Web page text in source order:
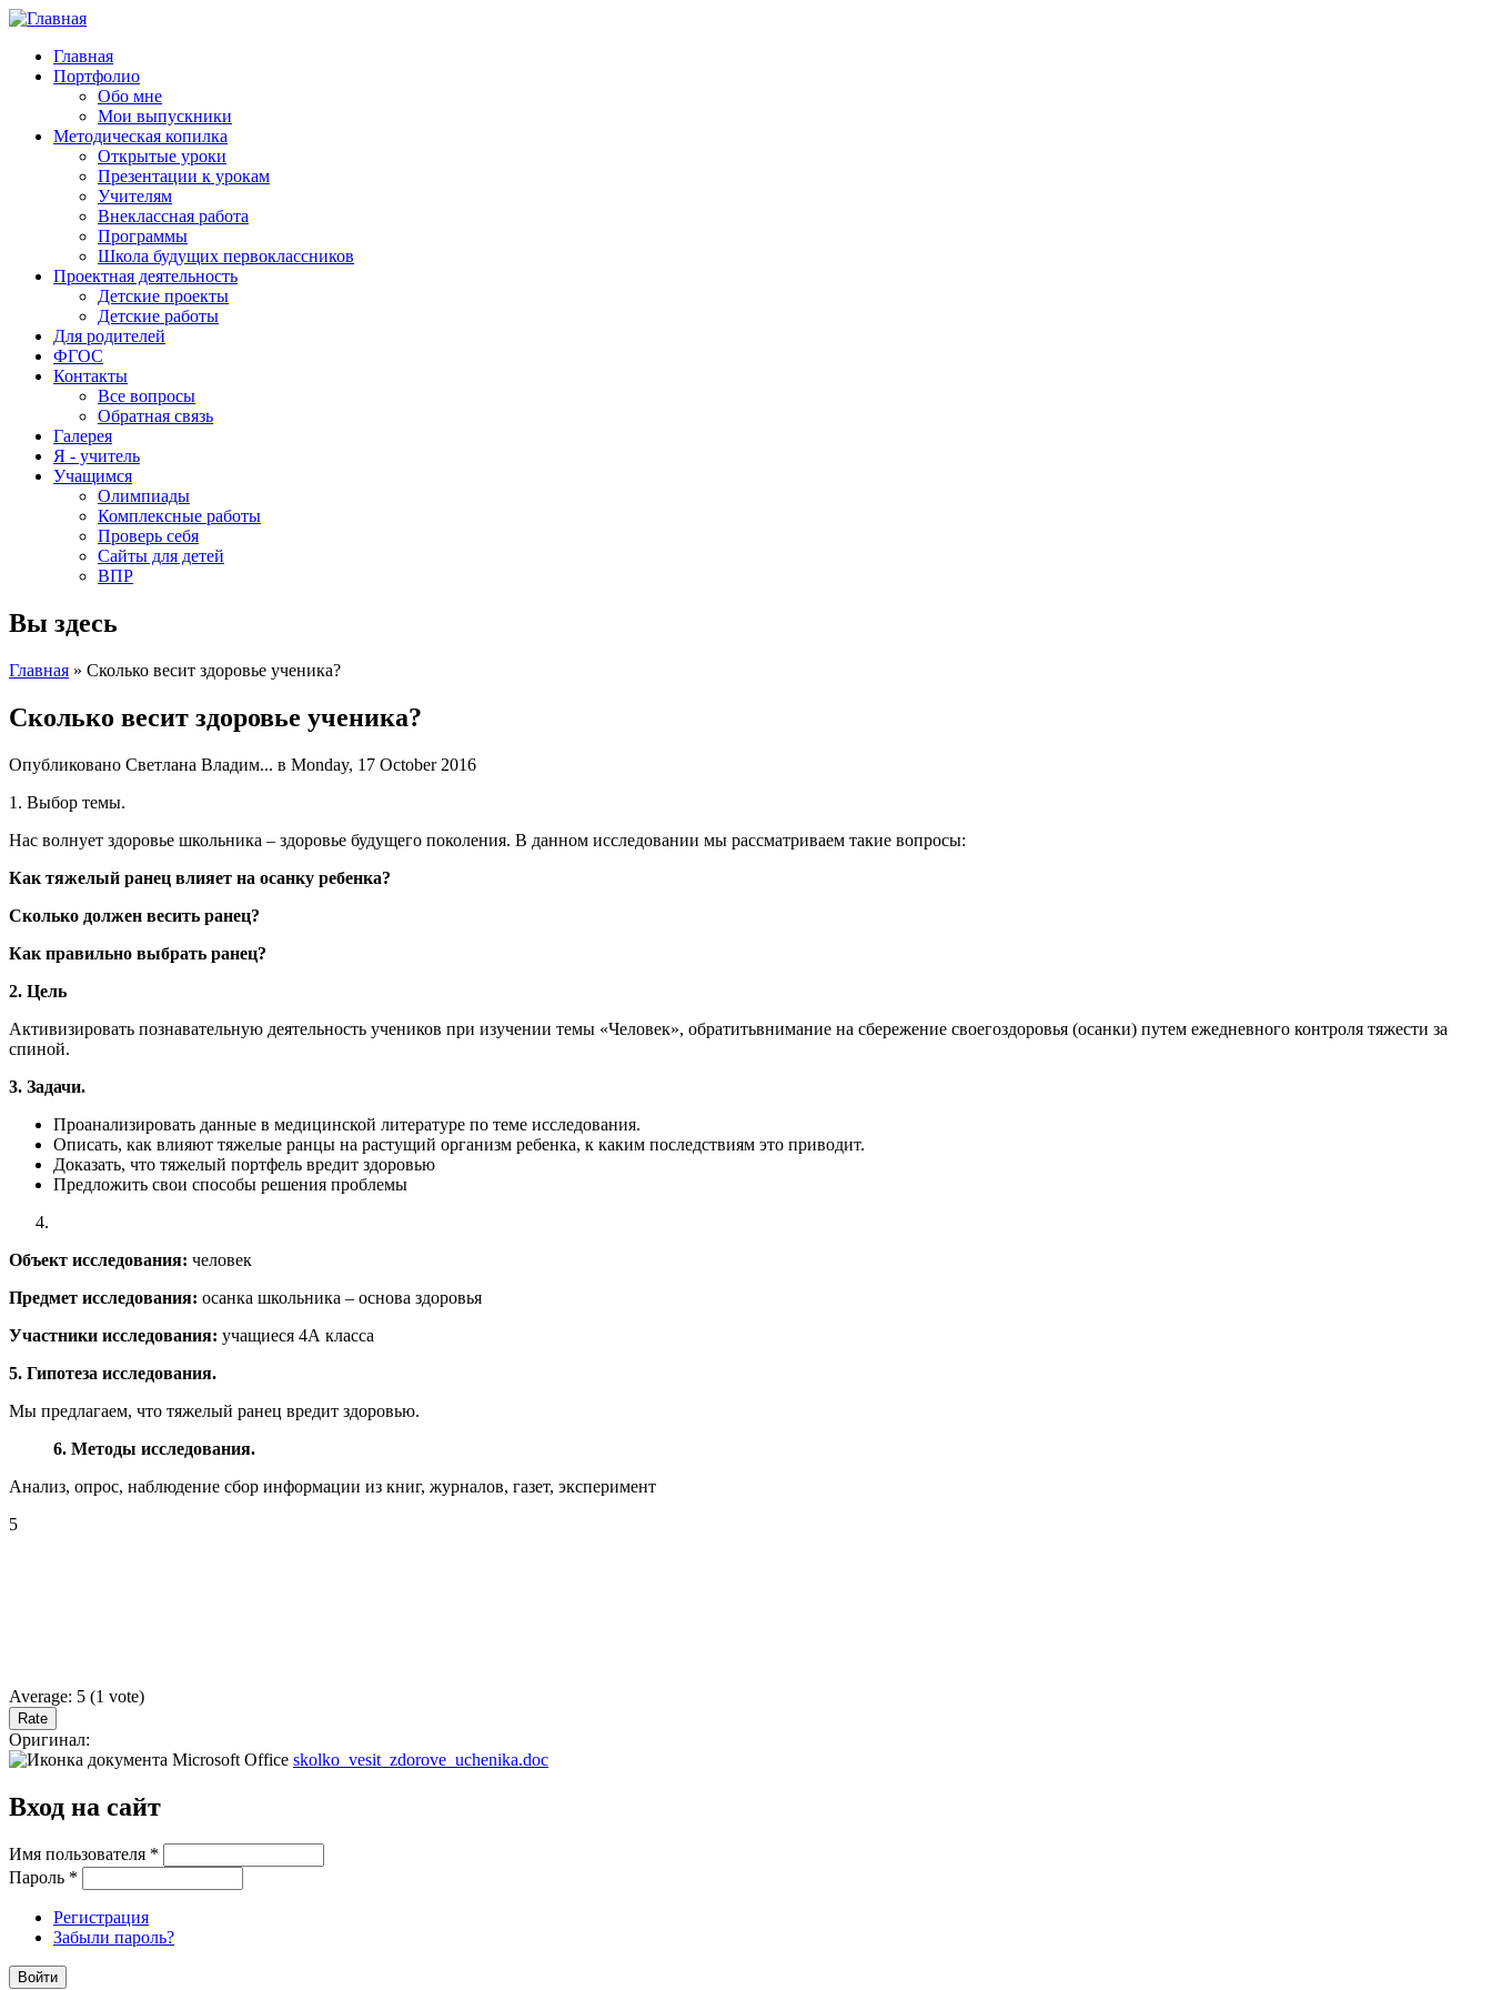
Главная
Портфолио
Обо мне
Мои выпускники
Методическая копилка
Открытые уроки
Презентации к урокам
Учителям
Внеклассная работа
Программы
Школа будущих первоклассников
Проектная деятельность
Детские проекты
Детские работы
Для родителей
ФГОС
Контакты
Все вопросы
Обратная связь
Галерея
Я - учитель
Учащимся
Олимпиады
Комплексные работы
Проверь себя
Сайты для детей
ВПР
Вы здесь
Главная » Сколько весит здоровье ученика?
Сколько весит здоровье ученика?
Опубликовано Светлана Владим... в Monday, 17 October 2016
1. Выбор темы.
Нас волнует здоровье школьника – здоровье будущего поколения. В данном исследовании мы рассматриваем такие вопросы:
Как тяжелый ранец влияет на осанку ребенка?
Сколько должен весить ранец?
Как правильно выбрать ранец?
2. Цель
Активизировать познавательную деятельность учеников при изучении темы «Человек», обратитьвнимание на сбережение своегоздоровья (осанки) путем ежедневного контроля тяжести за
спиной.
3. Задачи.
Проанализировать данные в медицинской литературе по теме исследования.
Описать, как влияют тяжелые ранцы на растущий организм ребенка, к каким последствиям это приводит.
Доказать, что тяжелый портфель вредит здоровью
Предложить свои способы решения проблемы
Объект исследования: человек
Предмет исследования: осанка школьника – основа здоровья
Участники исследования: учащиеся 4А класса
5. Гипотеза исследования.
Мы предлагаем, что тяжелый ранец вредит здоровью.
6. Методы исследования.
Анализ, опрос, наблюдение сбор информации из книг, журналов, газет, эксперимент
5
Average: 5 (1 vote)
Оригинал:
skolko_vesit_zdorove_uchenika.doc
Вход на сайт
Имя пользователя *
Пароль *
Регистрация
Забыли пароль?